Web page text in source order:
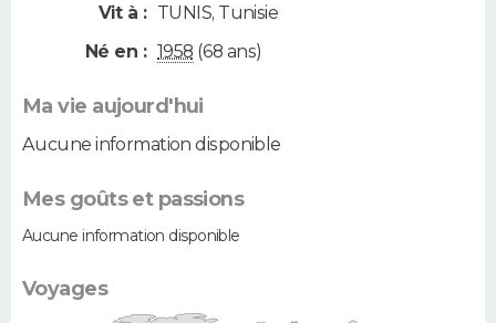
Vit à : TUNIS, Tunisie
Né en : 1958 (68 ans)
Ma vie aujourd'hui
Aucune information disponible
Mes goûts et passions
Aucune information disponible
Voyages